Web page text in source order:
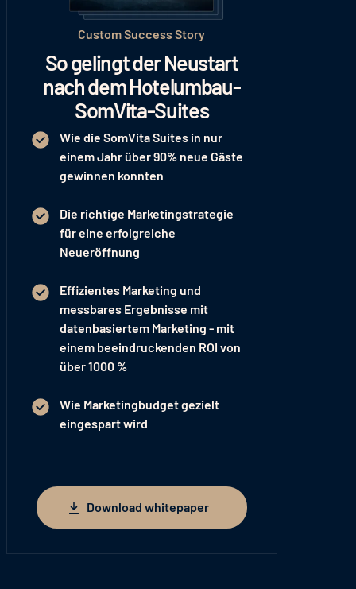
Custom Success Story
So gelingt der Neustart
nach dem Hotelumbau-
SomVita-Suites
Wie die SomVita Suites in nur
einem Jahrüber 90% neue Gäste
gewinnen konnten
Die richtige Marketingstrategie
für eine erfolgreiche
Neueröffnung
Effizientes Marketing und
messbares Ergebnisse mit
datenbasiertem Marketing - mit
einem beeindruckenden ROI von
über 1000 %
Wie Marketingbudget gezielt
eingespartwird
Download whitepaper
Download whitepaper